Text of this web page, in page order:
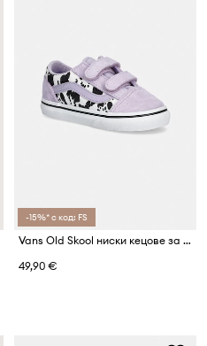
-15%* с код: FS
Vans Old Skool ниски кецове за деца
49,90 €